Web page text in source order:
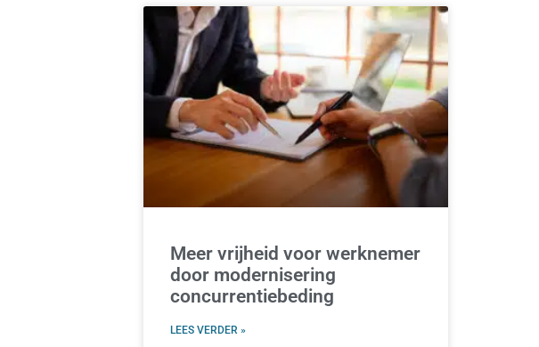
Meer vrijheid voor werknemer
door modernisering
concurrentiebeding
LEES VERDER »